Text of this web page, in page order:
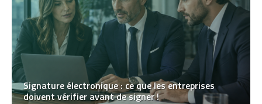
Signature électronique : ce que les entreprises
doivent vérifier avant de signer !